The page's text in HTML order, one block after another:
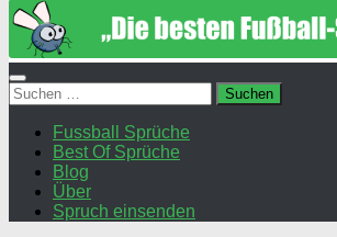
Suchen
nach:
Fussball Sprüche
Best Of Sprüche
Blog
Über
Spruch einsenden